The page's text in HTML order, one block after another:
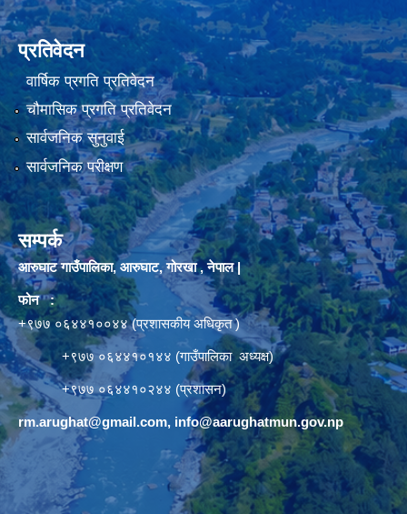
प्रतिवेदन
वार्षिक प्रगति प्रतिवेदन
चौमासिक प्रगति प्रतिवेदन
सार्वजनिक सुनुवाई
सार्वजनिक परीक्षण
सम्पर्क
आरुघाट गाउँपालिका, आरुघाट, गोरखा , नेपाल |
फोन :
+९७७ ०६४४१००४४ (प्रशासकीय अधिकृत )
+९७७ ०६४४१०१४४ (गाउँपालिका अध्यक्ष)
+९७७ ०६४४१०२४४ (प्रशासन)
rm.arughat@gmail.com, info@aarughatmun.gov.np